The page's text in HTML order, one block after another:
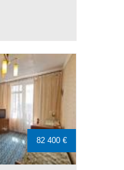
82 400 €